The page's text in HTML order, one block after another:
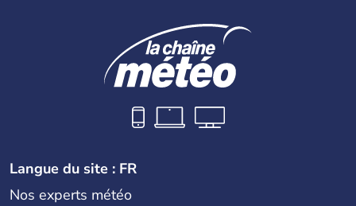
Langue du site : FR
Nos experts météo